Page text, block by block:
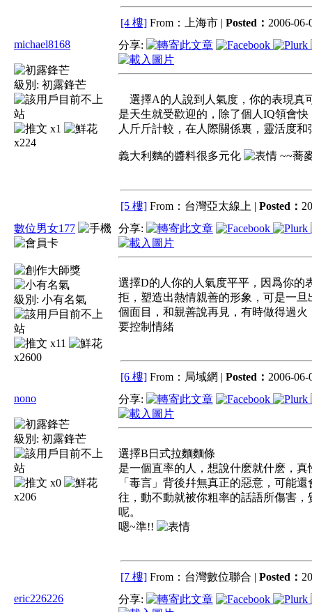
[4 樓] From：上海市 | Posted： 2006-06-
michael8168
級別: 初露鋒芒
x1
x224
分享:
選擇A的人說到人氣度，你的表現真
是天生就受歡迎的，除了個人IQ領會
人斤斤計較，在人際關係裏，靈活度
義大利麶的醬料很多元化 ~~蕎
[5 樓] From：台灣亞太線上 | Posted：
數位男女177
級別: 小有名氣
x11
x2600
分享:
選擇D的人你的人氣度平平，因爲你的
拒，塑造出熱情親善的形象，可是一
個面目，和親善說再見，有時做得過
要控制情緒
[6 樓] From：局域網 | Posted： 2006-06-
nono
級別: 初露鋒芒
x0
x206
分享:
選擇B日式拉麵麵條
是一個直率的人，想說什麽就什麽，
「毒言」背後幷無真正的惡意，可能
往，動不動就被你粗率的話語所傷害
呢。
嗯~準!!
[7 樓] From：台灣數位聯合 | Posted：
eric226226
分享: